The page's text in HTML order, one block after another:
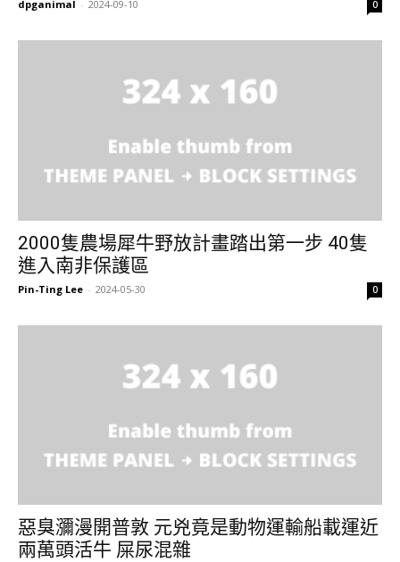
dpganimal - 2024-09-10 0
2000隻農場犀牛野放計畫踏出第一步 40隻
進入南非保護區
Pin-Ting Lee - 2024-05-30 0
惡臭瀰漫開普敦 元兇竟是動物運輸船載運近
兩萬頭活牛 屎尿混雜